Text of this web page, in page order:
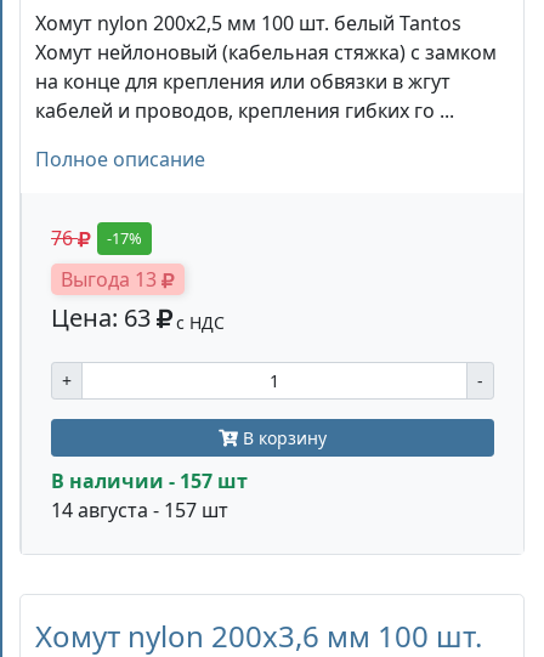
Хомут nylon 200x2,5 мм 100 шт. белый Tantos
Хомут нейлоновый (кабельная стяжка) с замком
на конце для крепления или обвязки в жгут
кабелей и проводов, крепления гибких го ...
Полное описание
76 -17%
Выгода 13
Цена: 63 с НДС
+ -
В корзину
В наличии - 157 шт
14 августа - 157 шт
Хомут nylon 200x3,6 мм 100 шт.